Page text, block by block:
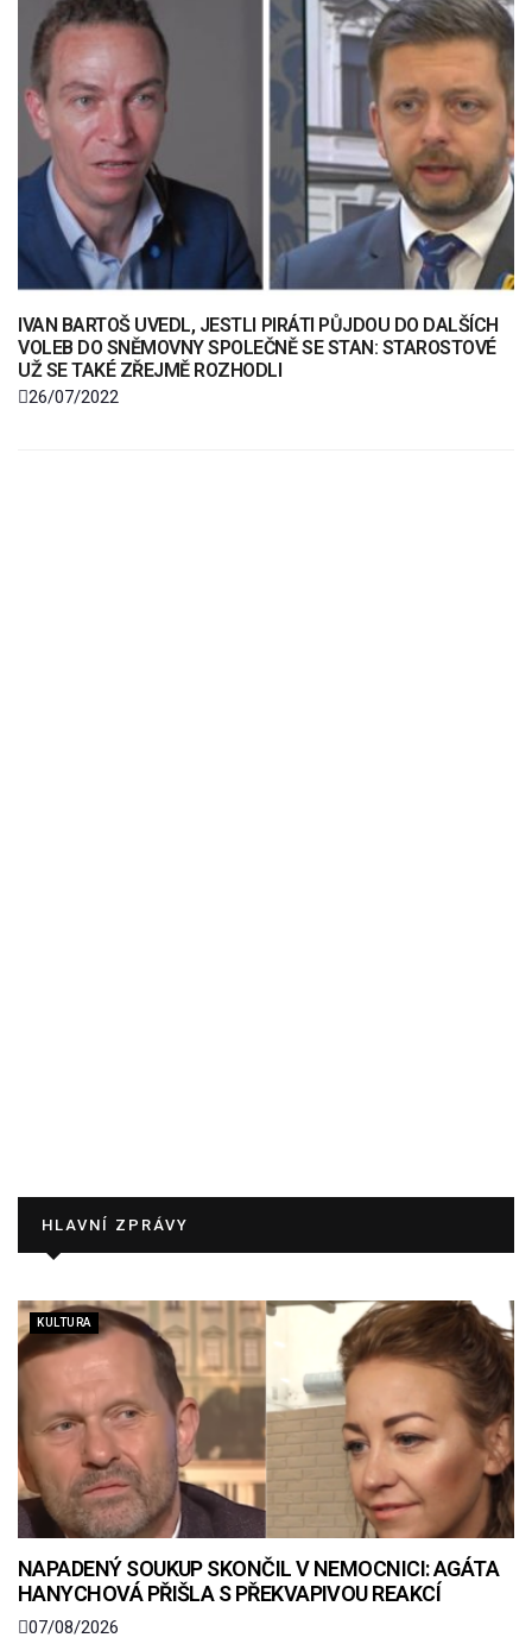
IVAN BARTOŠ UVEDL, JESTLI PIRÁTI PŮJDOU DO DALŠÍCH
VOLEB DO SNĚMOVNY SPOLEČNĚ SE STAN: STAROSTOVÉ
UŽ SE TAKÉ ZŘEJMĚ ROZHODLI
26/07/2022
HLAVNÍ ZPRÁVY
KULTURA
NAPADENÝ SOUKUP SKONČIL V NEMOCNICI: AGÁTA
HANYCHOVÁ PŘIŠLA S PŘEKVAPIVOU REAKCÍ
07/08/2026